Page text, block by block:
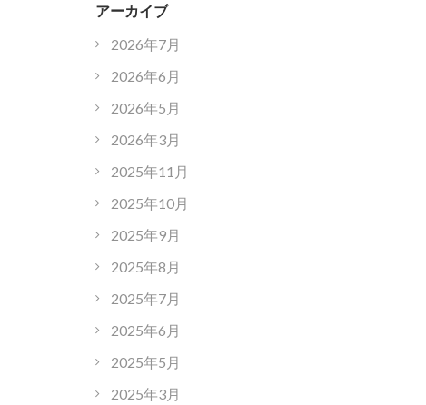
アーカイブ
2026年7月
2026年6月
2026年5月
2026年3月
2025年11月
2025年10月
2025年9月
2025年8月
2025年7月
2025年6月
2025年5月
2025年3月